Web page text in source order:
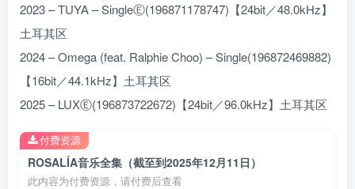
2023 – TUYA – SingleⒺ(196871178747)【24bit／48.0kHz】
土耳其区
2024 – Omega (feat. Ralphie Choo) – Single(196872469882)
【16bit／44.1kHz】土耳其区
2025 – LUXⒺ(196873722672)【24bit／96.0kHz】土耳其区
ROSALÍA音乐全集（截至到2025年12月11日）
此内容为付费资源，请付费后查看
付费资源